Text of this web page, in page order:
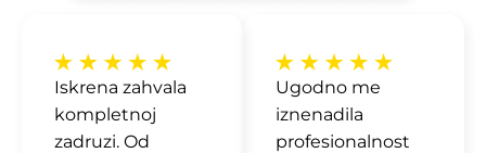
Iskrena zahvala
kompletnoj
zadruzi. Od
Ugodno me
iznenadila
profesionalnost